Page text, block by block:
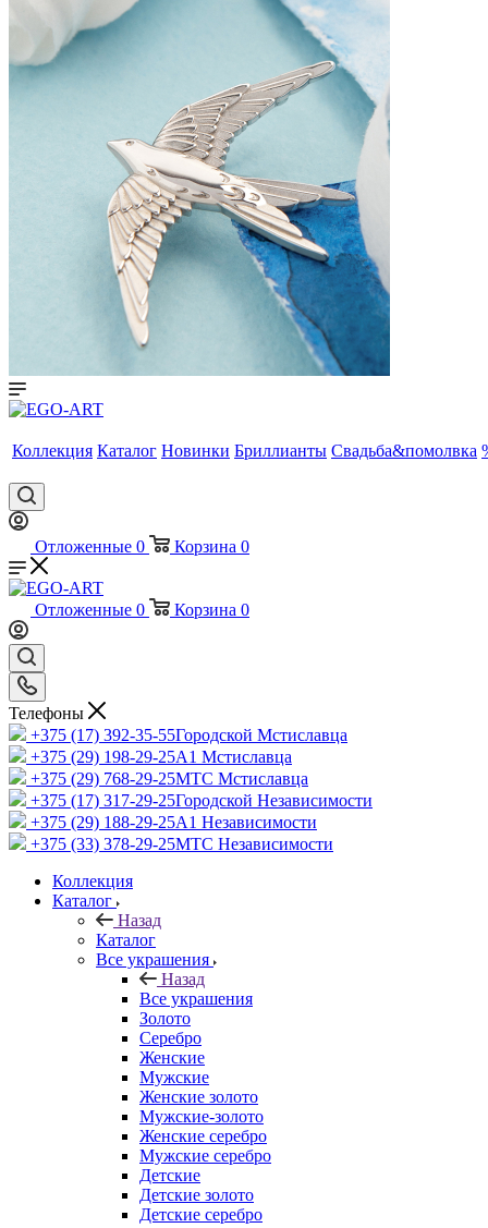
Коллекция Каталог Новинки Бриллианты Свадьба&помолвка
Отложенные 0 Корзина 0
Отложенные 0 Корзина 0
Телефоны
+375 (17) 392-35-55Городской Мстиславца
+375 (29) 198-29-25A1 Мстиславца
+375 (29) 768-29-25МТС Мстиславца
+375 (17) 317-29-25Городской Независимости
+375 (29) 188-29-25A1 Независимости
+375 (33) 378-29-25МТС Независимости
Коллекция
Каталог
Назад
Каталог
Все украшения
Назад
Все украшения
Золото
Серебро
Женские
Мужские
Женские золото
Мужские-золото
Женские серебро
Мужские серебро
Детские
Детские золото
Детские серебро